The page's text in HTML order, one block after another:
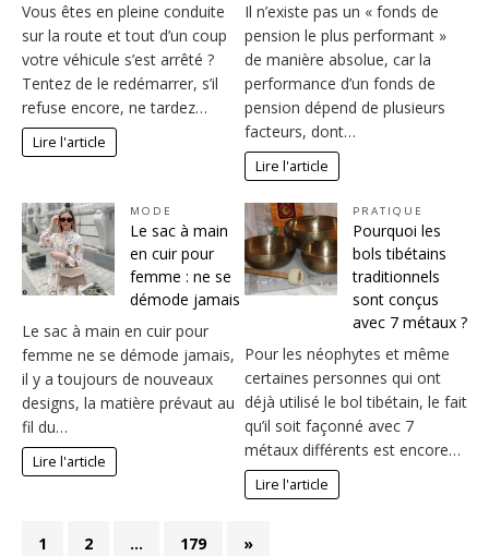
Vous êtes en pleine conduite
sur la route et tout d’un coup
votre véhicule s’est arrêté ?
Tentez de le redémarrer, s’il
refuse encore, ne tardez…
Lire l'article
Il n’existe pas un « fonds de
pension le plus performant »
de manière absolue, car la
performance d’un fonds de
pension dépend de plusieurs
facteurs, dont…
Lire l'article
MODE
Le sac à main
en cuir pour
femme : ne se
démode jamais
Le sac à main en cuir pour
femme ne se démode jamais,
il y a toujours de nouveaux
designs, la matière prévaut au
fil du…
Lire l'article
PRATIQUE
Pourquoi les
bols tibétains
traditionnels
sont conçus
avec 7 métaux ?
Pour les néophytes et même
certaines personnes qui ont
déjà utilisé le bol tibétain, le fait
qu’il soit façonné avec 7
métaux différents est encore…
Lire l'article
1 2 … 179 »